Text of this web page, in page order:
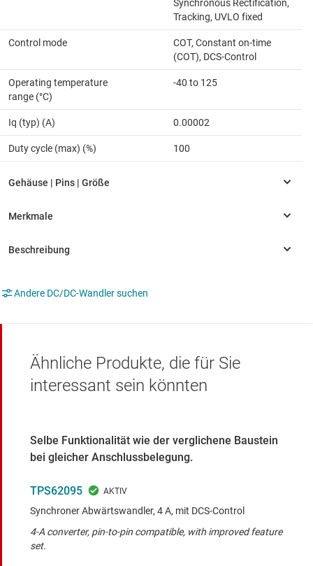
Synchronous Rectification,
Tracking, UVLO fixed
Control mode
COT, Constant on-time
(COT), DCS-Control
Operating temperature
range (°C)
-40 to 125
Iq (typ) (A) 0.00002
Duty cycle (max) (%) 100
Andere DC/DC-Wandler suchen
Ähnliche Produkte, die für Sie
interessant sein könnten
Selbe Funktionalität wie der verglichene Baustein
bei gleicher Anschlussbelegung.
TPS62095
Synchroner Abwärtswandler, 4 A, mit DCS-Control
4-A converter, pin-to-pin compatible, with improved feature
set.